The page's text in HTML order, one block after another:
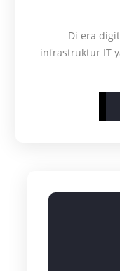
Di era
infrastruktur IT